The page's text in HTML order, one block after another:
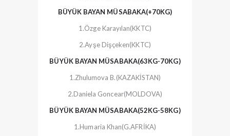
BÜYÜK BAYAN MÜSABAKA(+70KG)
1.Özge Karayılan(KKTC)
2.Ayşe Dişçeken(KKTC)
BÜYÜK BAYAN MÜSABAKA(63KG-70KG)
1.Zhulumova B.(KAZAKİSTAN)
2.Daniela Goncear(MOLDOVA)
BÜYÜK BAYAN MÜSABAKA(52KG-58KG)
1.Humaria Khan(G.AFRİKA)